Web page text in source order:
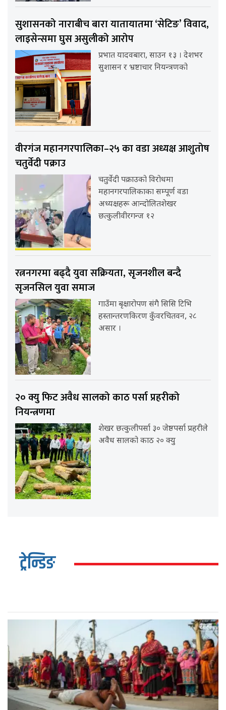
सुशासनको नाराबीच बारा यातायातमा ‘सेटिङ’ विवाद,
लाइसेन्समा घुस असुलीको आरोप
प्रभात यादवबारा, साउन १३ । देशभर
सुशासन र भ्रष्टाचार नियन्त्रणको
वीरगंज महानगरपालिका–२५ का वडा अध्यक्ष आशुतोष
चतुर्वेदी पक्राउ
चतुर्वेदी पक्राउको विरोधमा
महानगरपालिकाका सम्पूर्ण वडा
अध्यक्षहरू आन्दोलितशेखर
छत्कुलीवीरगन्ज १२
रत्ननगरमा बढ्दै युवा सक्रियता, सृजनशील बन्दै
सृजनसिल युवा समाज
गाउँमा बृक्षारोपण संगै सिसि टिभि
हस्तान्तरणकिरण कुँवरचितवन, २८
असार ।
२० क्यु फिट अवैध सालको काठ पर्सा प्रहरीको
नियन्त्रणमा
शेखर छत्कुलीपर्सा ३० जेष्ठपर्सा प्रहरीले
अवैध सालको काठ २० क्यु
ट्रेन्डिङ